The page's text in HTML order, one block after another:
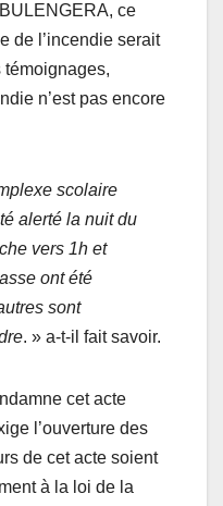
ce
de l’incendie serait
n’est pas encore
scolaire
alerté la nuit du
vers 1h et
ont été
sont
. » a-t-il fait savoir.
cet acte
l’ouverture des
de cet acte soient
à la loi de la